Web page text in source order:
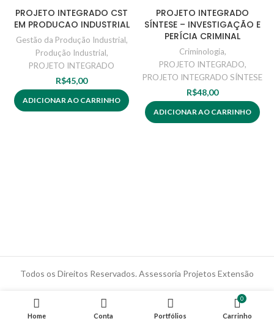
PROJETO INTEGRADO CST
EM PRODUCAO INDUSTRIAL
Gestão da Produção Industrial,
Produção Industrial,
PROJETO INTEGRADO
R$45,00
ADICIONAR AO CARRINHO
PROJETO INTEGRADO
SÍNTESE – INVESTIGAÇÃO E
PERÍCIA CRIMINAL
Criminologia,
PROJETO INTEGRADO,
PROJETO INTEGRADO SÍNTESE
R$48,00
ADICIONAR AO CARRINHO
Todos os Direitos Reservados. Assessoria Projetos Extensão
Home Conta Portfólios
0
Carrinho